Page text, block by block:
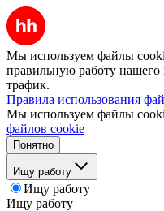
Мы используем файлы
правильную работу нашего
трафик.
Правила использования
Мы используем файлы
файлов cookie
Понятно
Ищу работу
Ищу работу
Ищу работу